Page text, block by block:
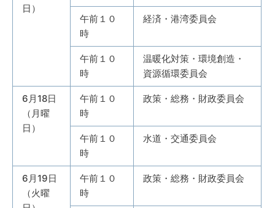
日）
午前１０
時
経済・港湾委員会
午前１０
時
温暖化対策・環境創造・
資源循環委員会
6月18日
（月曜
日）
午前１０
時
政策・総務・財政委員会
午前１０
時
水道・交通委員会
6月19日
（火曜
午前１０
時
政策・総務・財政委員会